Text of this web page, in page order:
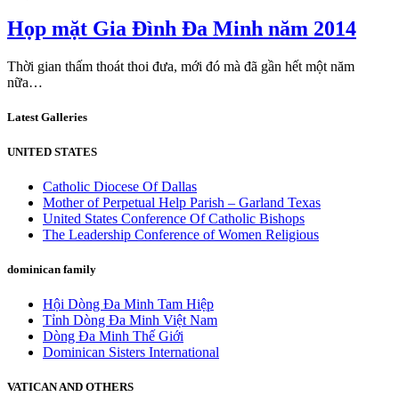
Họp mặt Gia Đình Đa Minh năm 2014
Thời gian thấm thoát thoi đưa, mới đó mà đã gần hết một năm
nữa…
Latest Galleries
UNITED STATES
Catholic Diocese Of Dallas
Mother of Perpetual Help Parish – Garland Texas
United States Conference Of Catholic Bishops
The Leadership Conference of Women Religious
dominican family
Hội Dòng Đa Minh Tam Hiệp
Tỉnh Dòng Đa Minh Việt Nam
Dòng Đa Minh Thế Giới
Dominican Sisters International
VATICAN AND OTHERS